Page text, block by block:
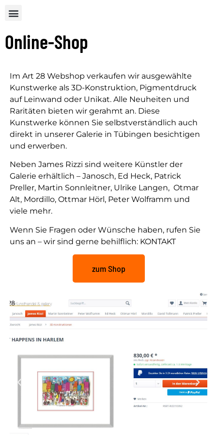
Online-Shop
Im Art 28 Webshop verkaufen wir ausgewählte
Kunstwerke als 3D-Konstruktion, Pigmentdruck
auf Leinwand oder Unikat. Alle Neuheiten und
Raritäten bieten wir gerahmt an. Diese
Kunstwerke können Sie selbstverständlich auch
direkt in unserer Galerie in Tübingen besichtigen
und erwerben.
Neben James Rizzi sind weitere Künstler der
Galerie erhältlich – Janosch, Ed Heck, Patrick
Preller, Martin Sonnleitner, Ulrike Langen, Otmar
Alt, Mordillo, Ottmar Hörl, Peter Wolframm und
viele mehr.
Wenn Sie Fragen oder Wünsche haben, rufen Sie
uns an – wir sind gerne behilflich: KONTAKT
zum Shop